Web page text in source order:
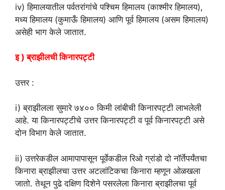
iv) हिमालयातील पर्वतरांगांचे पश्चिम हिमालय (काश्मीर हिमालय),
मध्य हिमालय (कुमाऊँ हिमालय) आणि पूर्व हिमालय (असम हिमालय)
असेही भाग केले जातात.
इ ) ब्राझीलची किनारपट्टी
उत्तर :
i) ब्राझीलला सुमारे ७४०० किमी लांबीची किनारपट्टी लाभलेली
आहे. या किनारपट्टीचे उत्तर किनारपट्टी व पूर्व किनारपट्टी असे
दोन विभाग केले जातात.
ii) उत्तरेकडील आमापापासून पूर्वेकडील रिओ ग्रांडो दो नॉर्तेपर्यंतचा
किनारा ब्राझीलचा उत्तर अटलांटिकचा किनारा म्हणून ओळखला
जातो. तेथून पुढे दक्षिण दिशेने पसरलेला किनारा ब्राझीलचा पूर्व